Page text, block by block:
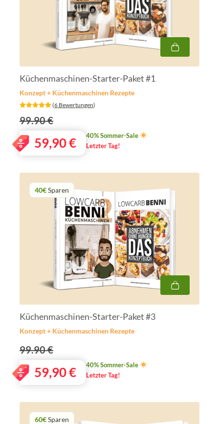
Küchenmaschinen-Starter-Paket #1
Konzept + Küchenmaschinen Rezepte
‎ (6 Bewertungen)
99.90 €
59,90€
40% Sommer-Sale
Letzter Tag!
40€Sparen
Küchenmaschinen-Starter-Paket #3
Konzept + Küchenmaschinen Rezepte
99.90 €
59,90€
40% Sommer-Sale
Letzter Tag!
60€Sparen